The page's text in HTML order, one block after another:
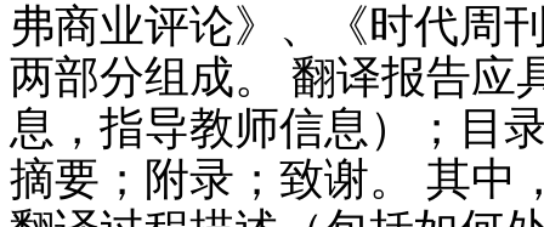
弗商业评论》、《时代周
两部分组成。 翻译报告应
息，指导教师信息）；目
摘要；附录；致谢。 其中